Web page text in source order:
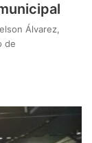
Álvarez,
de